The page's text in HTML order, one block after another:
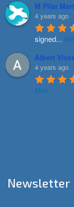
M Pilar
4 years ago
signed...
Albert
4 years ago
Més
Newsletter